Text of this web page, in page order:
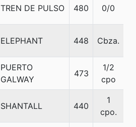
TREN DE PULSO 480 0/0
ELEPHANT 448 Cbza.
PUERTO
GALWAY
473
1/2
cpo
SHANTALL 440
1
cpo.